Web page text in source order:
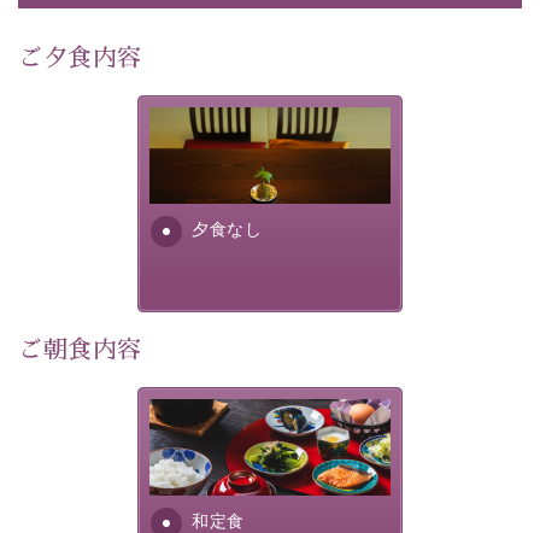
滞在いただけるよう
30項目以上からなる独自の衛生・消毒プログラムの基、
徹底した衛生管理を行っております。
-------------------------------------------------
・朝食は個室料亭で個室食
・諏訪大社4社を巡る無料参拝バス（事前予約制）
・館内着をご用意
・館内フリーWi-Fi
・駐車場完備
・個室料亭で個室食
・朝食はこだわりの味噌汁をはじめとした和定食
ご夕食内容
夕食なし
夕食なしご夕食を追加される
場合は、二食付きのプランを
お選びくださいませ。
ご朝食内容
和定食
さっぱりとした和食膳に使わ
れる食材は、諏訪の名産品を
ふんだんに取り入れ、安心・
安全を心掛けた長野県産...